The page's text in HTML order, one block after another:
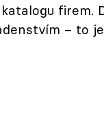
firem.
– to